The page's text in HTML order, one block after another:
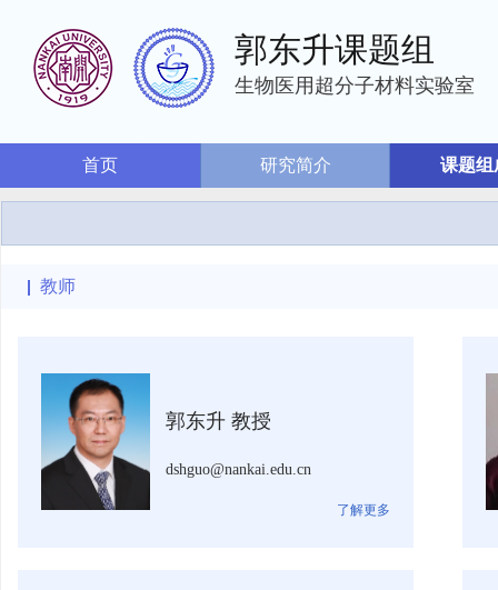
郭东升课题组
生物医用超分子材料实验室
首页 研究简介 课题组
教师
郭东升 教授
dshguo@nankai.edu.cn
了解更多